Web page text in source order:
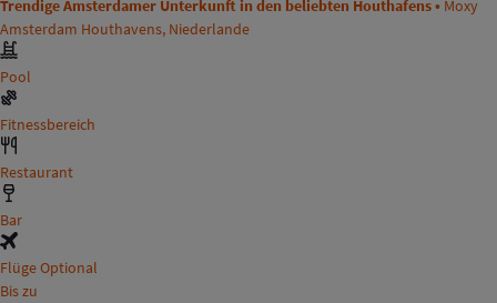
Trendige Amsterdamer Unterkunft in den beliebten Houthafens • Moxy
Amsterdam Houthavens, Niederlande
Pool
Fitnessbereich
Restaurant
Bar
Flüge Optional
Bis zu